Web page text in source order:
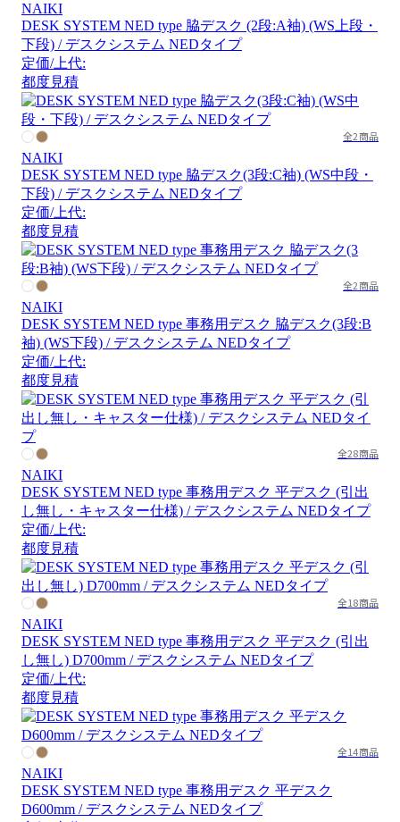
NAIKI
DESK SYSTEM NED type 脇デスク (2段:A袖) (WS上段・
下段) / デスクシステム NEDタイプ
定価/上代:
都度見積
全2商品
NAIKI
DESK SYSTEM NED type 脇デスク(3段:C袖) (WS中段・
下段) / デスクシステム NEDタイプ
定価/上代:
都度見積
全2商品
NAIKI
DESK SYSTEM NED type 事務用デスク 脇デスク(3段:B
袖) (WS下段) / デスクシステム NEDタイプ
定価/上代:
都度見積
全28商品
NAIKI
DESK SYSTEM NED type 事務用デスク 平デスク (引出
し無し・キャスター仕様) / デスクシステム NEDタイプ
定価/上代:
都度見積
全18商品
NAIKI
DESK SYSTEM NED type 事務用デスク 平デスク (引出
し無し) D700mm / デスクシステム NEDタイプ
定価/上代:
都度見積
全14商品
NAIKI
DESK SYSTEM NED type 事務用デスク 平デスク
D600mm / デスクシステム NEDタイプ